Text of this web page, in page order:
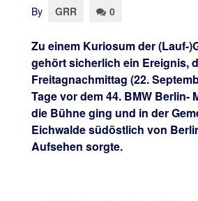
By GRR 0
Zu einem Kuriosum der (Lauf-
gehört sicherlich ein Ereignis,
Freitagnachmittag (22.
Tage vor dem 44. BMW Berlin-
die Bühne ging und in der
Eichwalde südöstlich von
Aufsehen sorgte.